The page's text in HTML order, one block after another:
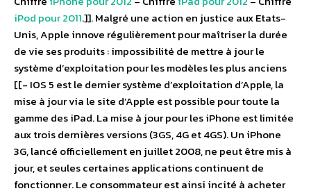
iPod pour 2011.]]. Malgré une action en justice aux Etats-
Unis, Apple innove régulièrement pour maîtriser la durée
de vie ses produits : impossibilité de mettre à jour le
système d’exploitation pour les modèles les plus anciens
[[- IOS 5 est le dernier système d’exploitation d’Apple, la
mise à jour via le site d’Apple est possible pour toute la
gamme des iPad. La mise à jour pour les iPhone est limitée
aux trois dernières versions (3GS, 4G et 4GS). Un iPhone
3G, lancé officiellement en juillet 2008, ne peut être mis à
jour, et seules certaines applications continuent de
fonctionner. Le consommateur est ainsi incité à acheter